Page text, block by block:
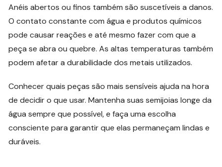
Anéis abertos ou finos também são suscetíveis a danos.
O contato constante com água e produtos químicos
pode causar reações e até mesmo fazer com que a
peça se abra ou quebre. As altas temperaturas também
podem afetar a durabilidade dos metais utilizados.
Conhecer quais peças são mais sensíveis ajuda na hora
de decidir o que usar. Mantenha suas semijoias longe da
água sempre que possível, e faça uma escolha
consciente para garantir que elas permaneçam lindas e
duráveis.